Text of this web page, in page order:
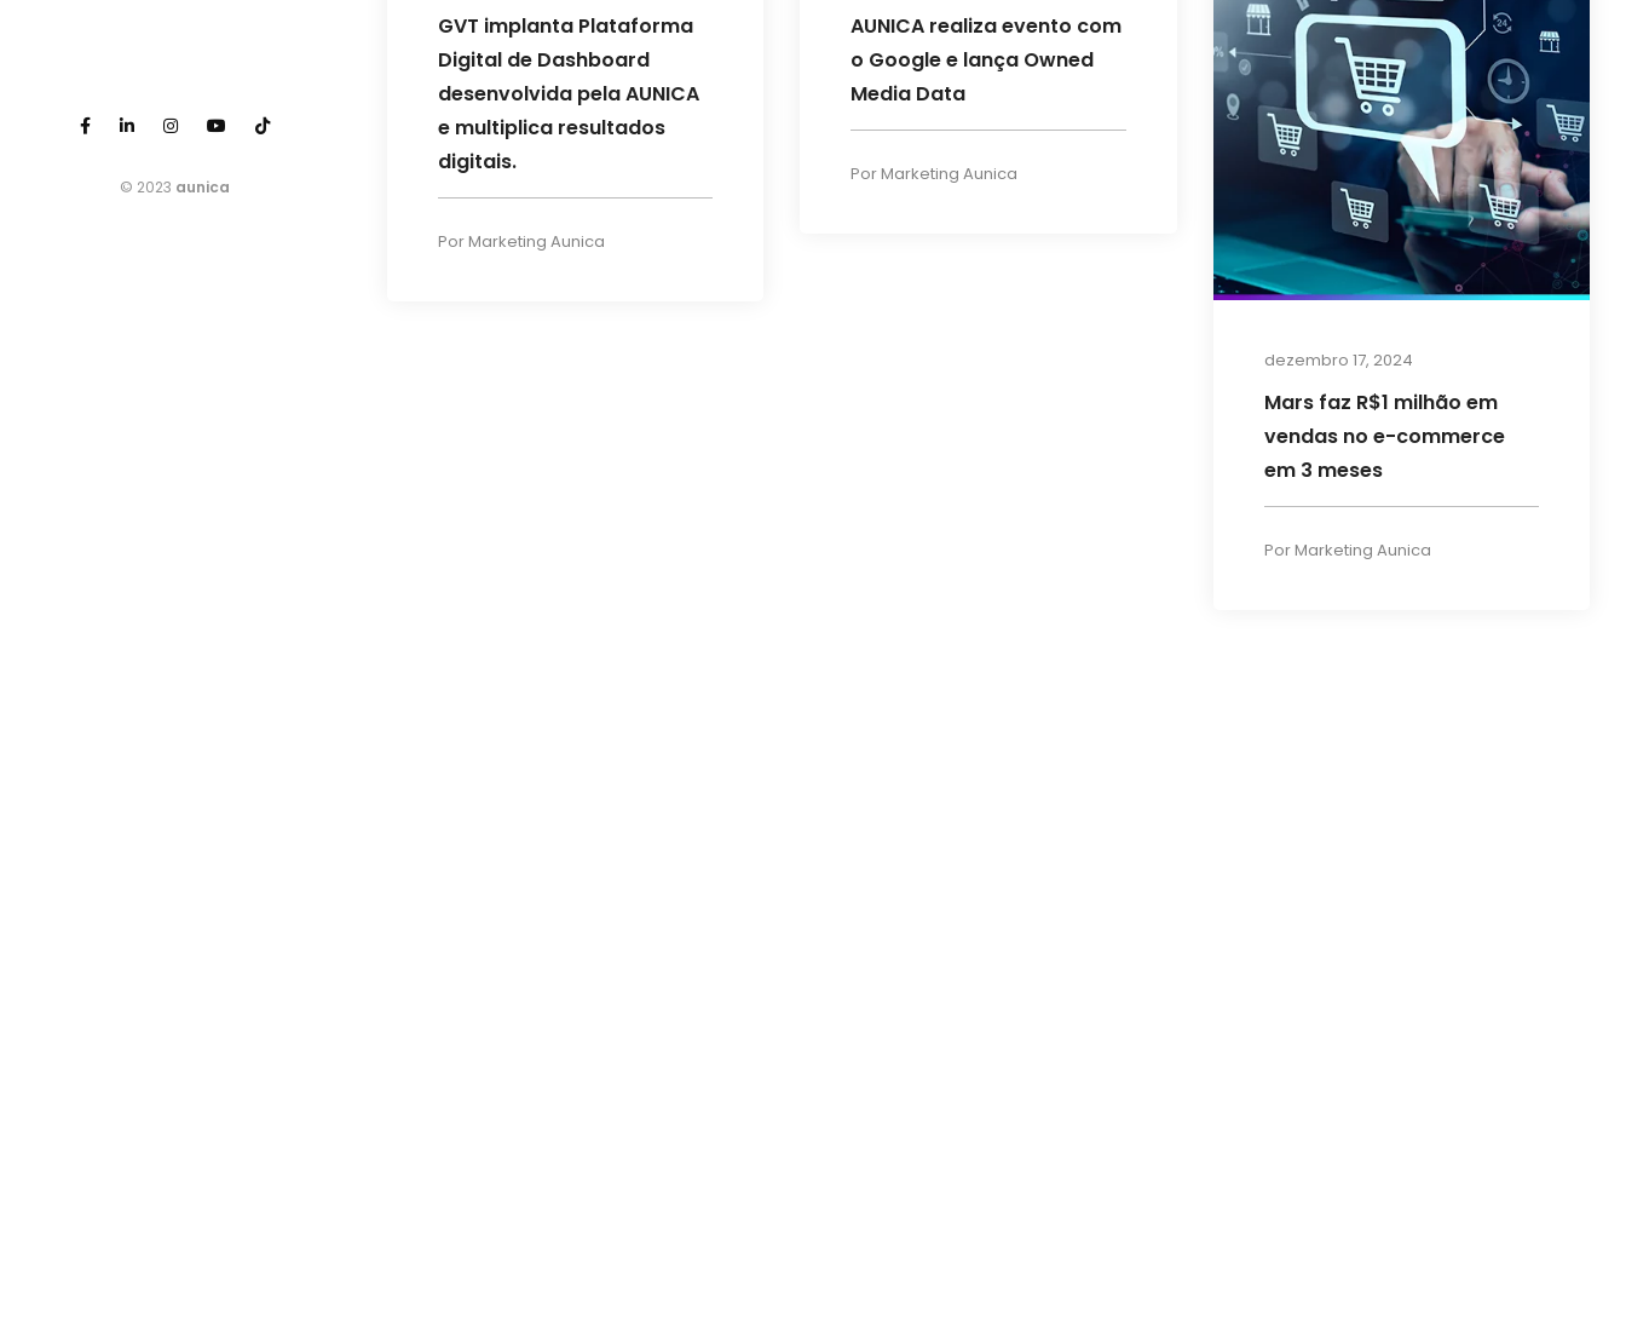
© 2023 aunica
GVT implanta Plataforma
Digital de Dashboard
desenvolvida pela AUNICA
e multiplica resultados
digitais.
PorMarketing Aunica
AUNICA realiza evento com
o Google e lança Owned
Media Data
PorMarketing Aunica
dezembro 17, 2024
Mars faz R$1 milhão em
vendas no e-commerce
em 3 meses
PorMarketing Aunica